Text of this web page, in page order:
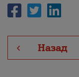
Назад